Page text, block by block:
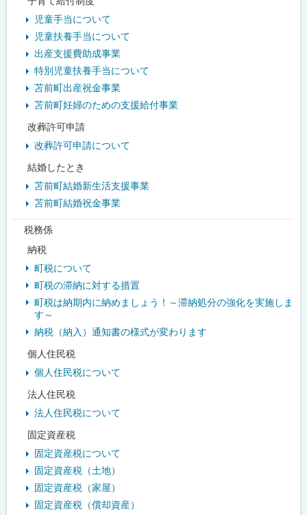
児童手当について
児童扶養手当について
出産支援費助成事業
特別児童扶養手当について
苫前町出産祝金事業
苫前町妊婦のための支援給付事業
改葬許可申請
改葬許可申請について
結婚したとき
苫前町結婚新生活支援事業
苫前町結婚祝金事業
税務係
納税
町税について
町税の滞納に対する措置
町税は納期内に納めましょう！～滞納処分の強化を実施しま
す～
納税（納入）通知書の様式が変わります
個人住民税
個人住民税について
法人住民税
法人住民税について
固定資産税
固定資産税について
固定資産税（土地）
固定資産税（家屋）
固定資産税（償却資産）